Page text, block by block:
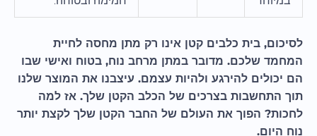
לסיכום, בית כלבים קטן אינו רק מתן מחסה לחיית
המחמד שלכם. מדובר במתן מרחב נוח, בטוח ואישי שבו
הם יכולים להירגע ולהיות עצמם. עיצבנו את המוצר שלנו
תוך התחשבות בצרכים של הכלב הקטן שלך. אז למה
לחכות? הפוך את העולם של החבר הקטן שלך לקצת יותר
נוח היום.